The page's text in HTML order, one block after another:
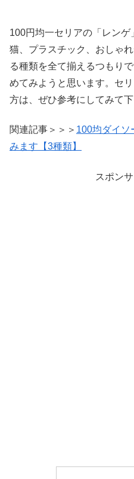
100円均一セリアの「レンゲ
猫、プラスチック、おしゃ
る種類を全て揃えるつもり
めてみようと思います。セ
方は、ぜひ参考にしてみて下
関連記事＞＞＞ 100均ダイソ
みます【3種類】
スポン